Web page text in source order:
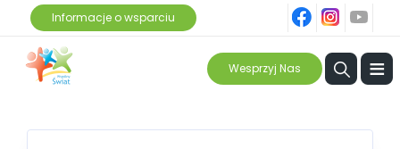
Informacje o wsparciu
ins
Wesprzyj Nas ≡